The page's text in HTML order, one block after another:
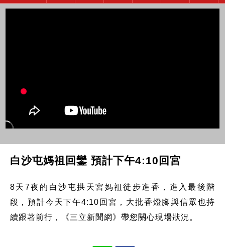
白沙屯媽祖回鑾 預計下午4:10回宮
8天7夜的白沙屯拱天宮媽祖徒步進香，進入最後階
段，預計今天下午4:10回宮，大批香燈腳與信眾也持
續跟著前行，《三立新聞網》帶您關心現場狀況。